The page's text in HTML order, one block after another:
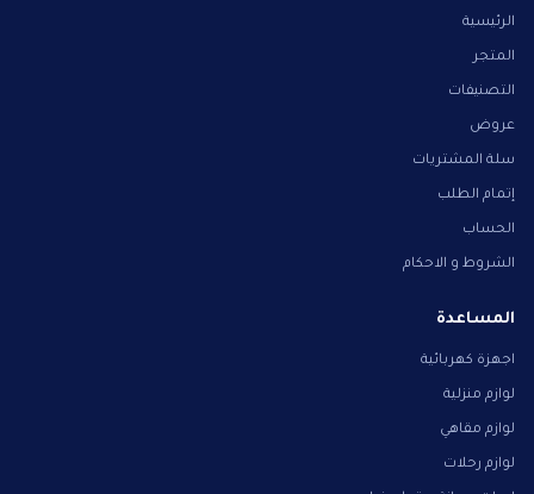
الرئيسية
المتجر
التصنيفات
عروض
سلة المشتريات
إتمام الطلب
الحساب
الشروط و الاحكام
المساعدة
اجهزة كهربائية
لوازم منزلية
لوازم مقاهي
لوازم رحلات